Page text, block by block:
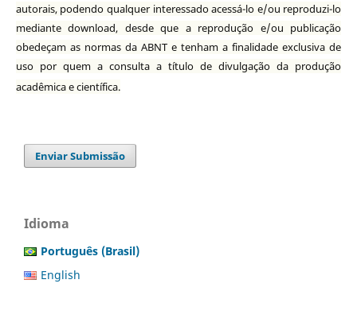
autorais, podendo qualquer interessado acessá-lo e/ou reproduzi-lo
mediante download, desde que a reprodução e/ou publicação
obedeçam as normas da ABNT e tenham a finalidade exclusiva de
uso por quem a consulta a título de divulgação da produção
acadêmica e científica.
Enviar Submissão
Idioma
Português (Brasil)
English